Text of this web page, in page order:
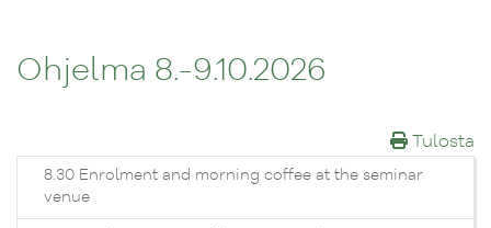
Ohjelma 8.-9.10.2026
Tulosta
8.30 Enrolment and morning coffee at the seminar
venue